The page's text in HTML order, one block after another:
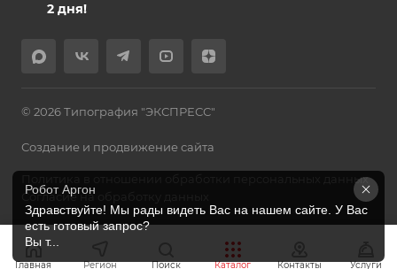
2 дня!
© 2026 Типография "ЭКСПРЕСС"
Создание и продвижение сайта
Политика в отношении обработки персональных данных
Согласие на обработку данных
Главная Регион Поиск Каталог Контакты Услуги
Робот Аргон
Здравствуйте! Мы рады видеть Вас на нашем сайте. У Вас
есть готовый запрос?
Вы т...